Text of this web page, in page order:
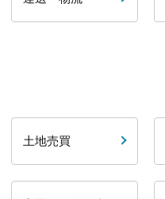
土地売買